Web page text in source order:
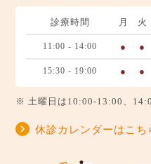
診療時間 月 火
11:00 - 14:00 ● ●
15:30 - 19:00 ● ●
※ 土曜日は10:00-13:00、
休診カレンダーはこち